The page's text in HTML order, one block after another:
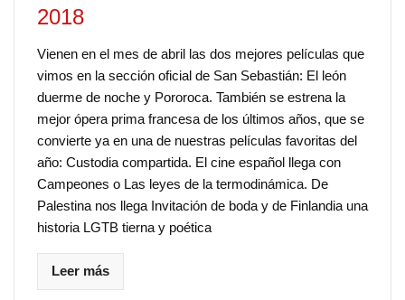
2018
Vienen en el mes de abril las dos mejores películas que
vimos en la sección oficial de San Sebastián: El león
duerme de noche y Pororoca. También se estrena la
mejor ópera prima francesa de los últimos años, que se
convierte ya en una de nuestras películas favoritas del
año: Custodia compartida. El cine español llega con
Campeones o Las leyes de la termodinámica. De
Palestina nos llega Invitación de boda y de Finlandia una
historia LGTB tierna y poética
Leer más